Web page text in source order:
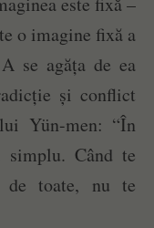
o imagine fixă a
se agăța de ea
și conflict
Yün-men: “În
Când te
de toate, nu te